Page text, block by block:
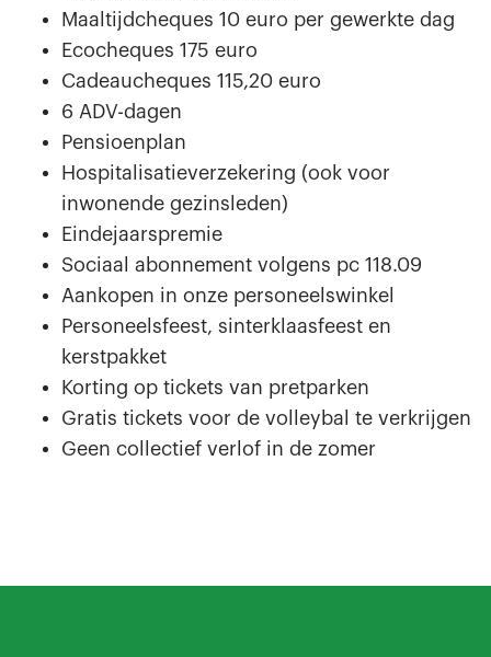
Maaltijdcheques 10 euro per gewerkte dag
Ecocheques 175 euro
Cadeaucheques 115,20 euro
6 ADV-dagen
Pensioenplan
Hospitalisatieverzekering (ook voor
inwonende gezinsleden)
Eindejaarspremie
Sociaal abonnement volgens pc 118.09
Aankopen in onze personeelswinkel
Personeelsfeest, sinterklaasfeest en
kerstpakket
Korting op tickets van pretparken
Gratis tickets voor de volleybal te verkrijgen
Geen collectief verlof in de zomer